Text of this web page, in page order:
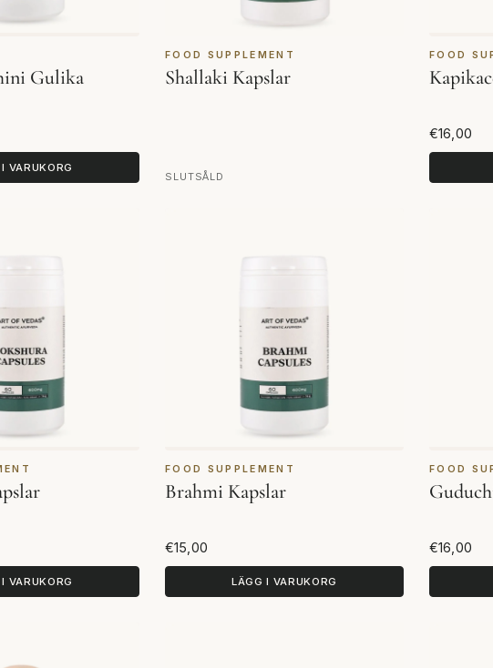
Gulika
VARUKORG
FOOD SUPPLEMENT
Shallaki Kapslar
SLUTSÅLD
FOOD
€16,00
VARUKORG
FOOD SUPPLEMENT
Brahmi Kapslar
€15,00
LÄGG I VARUKORG
FOOD
€16,00